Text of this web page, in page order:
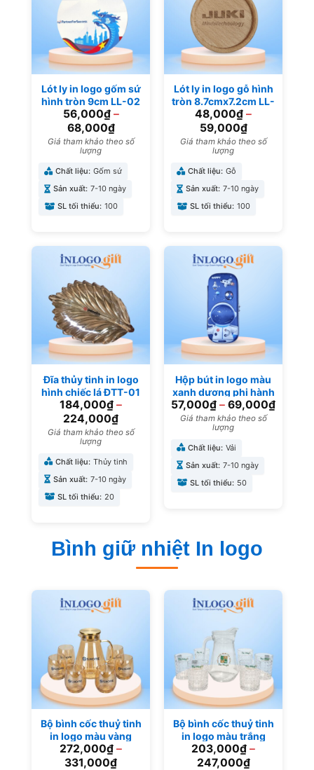
Lót ly in logo gốm sứ
hình tròn 9cm LL-02
56,000₫–
68,000₫
Giá tham khảo theo số
lượng
Chất liệu: Gốm sứ
Sản xuất: 7-10 ngày
SL tối thiểu: 100
Lót ly in logo gỗ hình
tròn 8.7cmx7.2cm LL-
01
48,000₫ –
59,000₫
Giá tham khảo theo số
lượng
Chất liệu: Gỗ
Sản xuất: 7-10 ngày
SL tối thiểu: 100
Đĩa thủy tinh in logo
hình chiếc lá ĐTT-01
184,000₫ –
224,000₫
Giá tham khảo theo số
lượng
Chất liệu: Thủy tinh
Sản xuất: 7-10 ngày
SL tối thiểu: 20
Hộp bút in logo màu
xanh dương phi hành
gia HB-04
57,000₫ – 69,000₫
Giá tham khảo theo số
lượng
Chất liệu: Vải
Sản xuất: 7-10 ngày
SL tối thiểu: 50
Bình giữ nhiệt In logo
Bộ bình cốc thuỷ tinh
in logo màu vàng
BBL-08
272,000₫ –
331,000₫
Bộ bình cốc thuỷ tinh
in logo màu trắng
trong suốt BBL-07
203,000₫ –
247,000₫